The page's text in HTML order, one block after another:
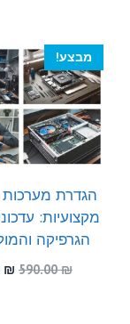
מבצע!
הגדרת
מקצועיות:
הגרפיקה
590.00₪
₪